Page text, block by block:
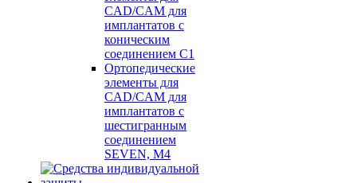
CAD/CAM для
имплантатов с
коническим
соединением С1
Ортопедические
элементы для
CAD/CAM для
имплантатов с
шестигранным
соединением
SEVEN, М4